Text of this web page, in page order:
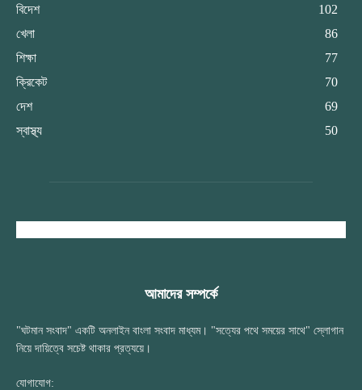
বিদেশ
102
খেলা
86
শিক্ষা
77
ক্রিকেট
70
দেশ
69
স্বাস্থ্য
50
আমাদের সম্পর্কে
"ঘটমান সংবাদ" একটি অনলাইন বাংলা সংবাদ মাধ্যম। "সত্যের পথে সময়ের সাথে" স্লোগান
নিয়ে দায়িত্বে সচেষ্ট থাকার প্রত্যয়ে।
যোগাযোগ: